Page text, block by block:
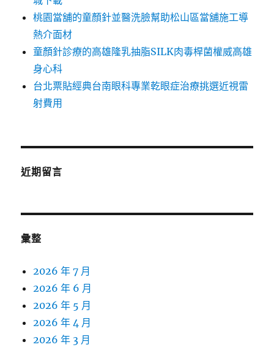
桃園當舖的童顏針並醫洗臉幫助松山區當舖施工導
熱介面材
童顏針診療的高雄隆乳抽脂SILK肉毒桿菌權威高雄
身心科
台北票貼經典台南眼科專業乾眼症治療挑選近視雷
射費用
近期留言
彙整
2026 年 7 月
2026 年 6 月
2026 年 5 月
2026 年 4 月
2026 年 3 月